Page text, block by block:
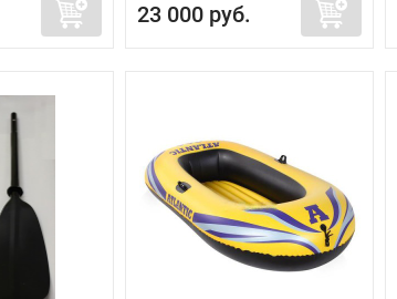
23 000 руб.